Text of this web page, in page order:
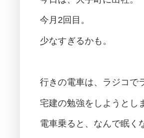
今月2回目。
少なすぎるかも。
行きの電車は、ラジコで
宅建の勉強をしようとし
電車乗ると、なんで眠く